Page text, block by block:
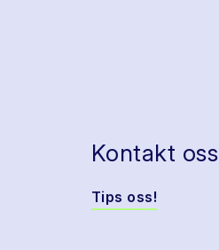
Kontakt oss
Tips oss!